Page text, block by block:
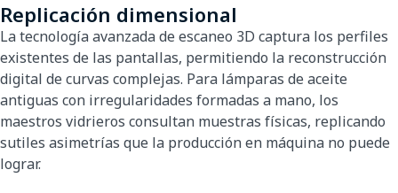
Replicación dimensional
La tecnología avanzada de escaneo 3D captura los perfiles
existentes de las pantallas, permitiendo la reconstrucción
digital de curvas complejas. Para lámparas de aceite
antiguas con irregularidades formadas a mano, los
maestros vidrieros consultan muestras físicas, replicando
sutiles asimetrías que la producción en máquina no puede
lograr.